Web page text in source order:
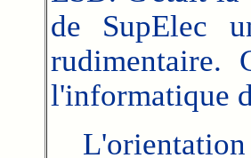
de SupElec
rudimentaire.
l'informatique
L'orientation